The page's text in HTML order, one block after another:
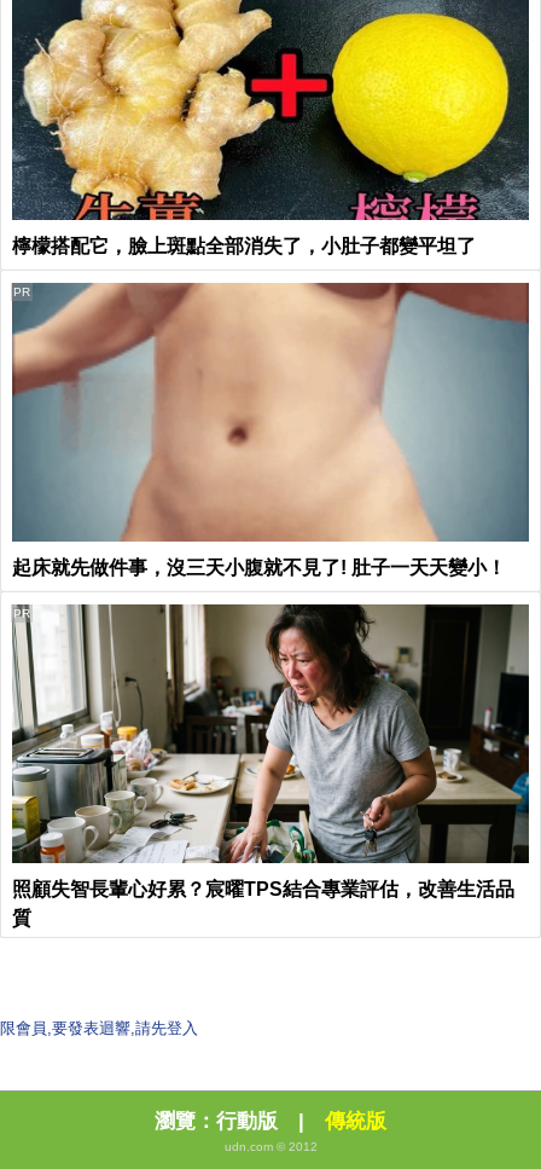
檸檬搭配它，臉上斑點全部消失了，小肚子都變平坦了
起床就先做件事，沒三天小腹就不見了! 肚子一天天變小！
PR
照顧失智長輩心好累？宸曜TPS結合專業評估，改善生活品
質
PR
限會員,要發表迴響,請先登入
瀏覽： 行動版 傳統版
udn.com © 2012